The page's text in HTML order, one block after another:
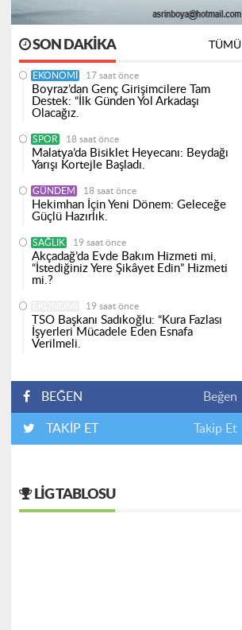
SON DAKIKA TÜMÜ
EKONOMI 17 saat önce
Boyraz’dan Genç Girişimcilere Tam
Destek: “İlk Günden Yol Arkadaşı
Olacağız.
SPOR 18 saat önce
Malatya’da Bisiklet Heyecanı: Beydağı
Yarışı Kortejle Başladı.
GÜNDEM 18 saat önce
Hekimhan İçin Yeni Dönem: Geleceğe
Güçlü Hazırlık.
SAĞLIK 19 saat önce
Akçadağ’da Evde Bakım Hizmeti mi,
“İstediğiniz Yere Şikâyet Edin” Hizmeti
mi.?
19 saat önce
TSO Başkanı Sadıkoğlu: “Kura Fazlası
İşyerleri Mücadele Eden Esnafa
Verilmeli.
BEĞEN Beğen
TAKİP ET Takip Et
LIG TABLOSU